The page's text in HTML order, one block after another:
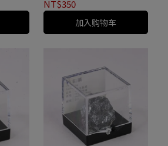
NT$350
加入购物车